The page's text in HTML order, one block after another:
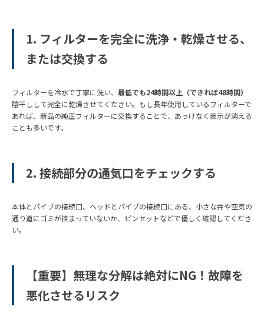
1. フィルターを完全に洗浄・乾燥させる、
または交換する
フィルターを冷水で丁寧に洗い、 最低でも24時間以上（できれば48時間）
陰干しして完全に乾燥させてください。もし長年使用しているフィルターで
あれば、新品の純正フィルターに交換することで、あっけなく表示が消える
ことも多いです。
2. 接続部分の通気口をチェックする
本体とパイプの接続口、ヘッドとパイプの接続口にある、小さな弁や空気の
通り道にゴミが挟まっていないか、ピンセットなどで優しく確認してくださ
い。
【重要】無理な分解は絶対にNG！故障を
悪化させるリスク